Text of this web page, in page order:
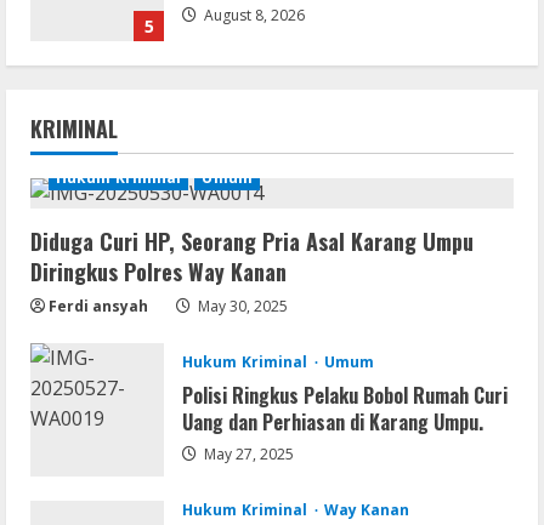
5 August 8, 2026
1
Img
Office 365 Professional Plus ISO File
Multilanguage
Movies
Vertex Force 2026 BRRip UHD DDP5.1
𝐘𝐢𝐟𝐲 𝐌𝐨𝐯𝐢𝐞𝐬 Magnet
KRIMINAL
Hukum Kriminal Umum
Diduga Curi HP, Seorang Pria Asal Karang Umpu
Diringkus Polres Way Kanan
Ferdi ansyah May 30, 2025
Hukum Kriminal Umum
Polisi Ringkus Pelaku Bobol Rumah Curi
Uang dan Perhiasan di Karang Umpu.
May 27, 2025
Hukum Kriminal Way Kanan